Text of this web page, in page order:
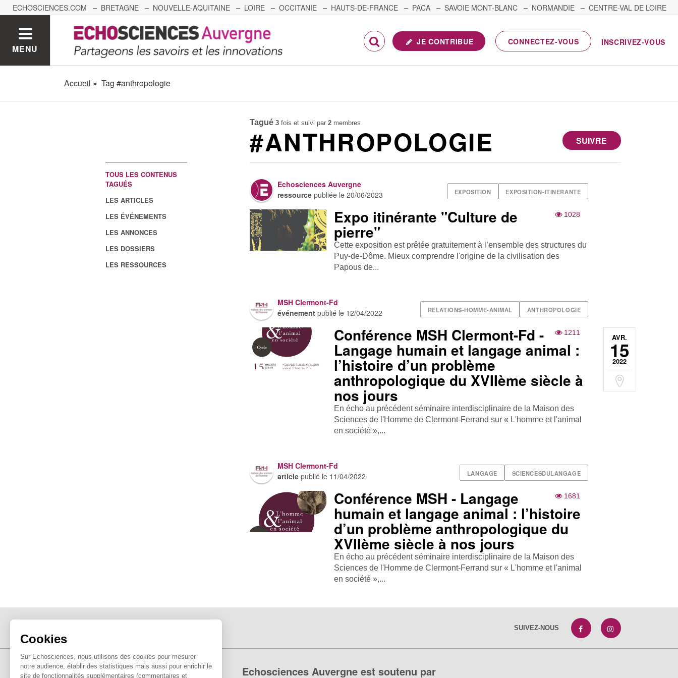
Cookies
Sur Echosciences, nous utilisons des cookies pour mesurer
notre audience, établir des statistiques mais aussi pour enrichir le
site de fonctionnalités supplémentaires (commentaires et
ECHOSCIENCES.COM BRETAGNE NOUVELLE-AQUITAINE LOIRE OCCITANIE HAUTS-DE-FRANCE PACA SAVOIE MONT-BLANC NORMANDIE
CENTRE-VAL DE LOIRE
GRENOBLE GRAND EST BOURGOGNE-FRANCHE-COMTÉ
MENU
JE CONTRIBUE CONNECTEZ-VOUS INSCRIVEZ-VOUS
Accueil Tag #anthropologie
TOUS LES CONTENUS
TAGUÉS
LES ARTICLES
LES ÉVÉNEMENTS
LES ANNONCES
LES DOSSIERS
LES RESSOURCES
Tagué 3 fois et suivi par2 membres
SUIVRE
#ANTHROPOLOGIE
EXPOSITION EXPOSITION-ITINERANTE
Echosciences Auvergne
ressource publiée le20/06/2023
1028
Expo itinérante "Culture de
pierre"
Cette exposition est prêtée gratuitement à l’ensemble des structures du
Puy-de-Dôme. Mieux comprendre l'origine de la civilisation des
Papous de...
RELATIONS-HOMME-ANIMAL ANTHROPOLOGIE
MSH Clermont-Fd
événement publié le 12/04/2022
AVR.
15
2022
1211
Conférence MSH Clermont-Fd -
Langage humain et langage animal :
l’histoire d’un problème
anthropologique du XVIIème siècle à
nos jours
En écho au précédent séminaire interdisciplinaire de la Maison des
Sciences de l'Homme de Clermont-Ferrand sur « L'homme et l'animal
en société »,...
LANGAGE SCIENCESDULANGAGE
MSH Clermont-Fd
article publié le 11/04/2022
1681
Conférence MSH - Langage
humain et langage animal : l’histoire
d’un problème anthropologique du
XVIIème siècle à nos jours
En écho au précédent séminaire interdisciplinaire de la Maison des
Sciences de l'Homme de Clermont-Ferrand sur « L'homme et l'animal
en société »,...
SUIVEZ-NOUS
Echosciences Auvergne est soutenu par